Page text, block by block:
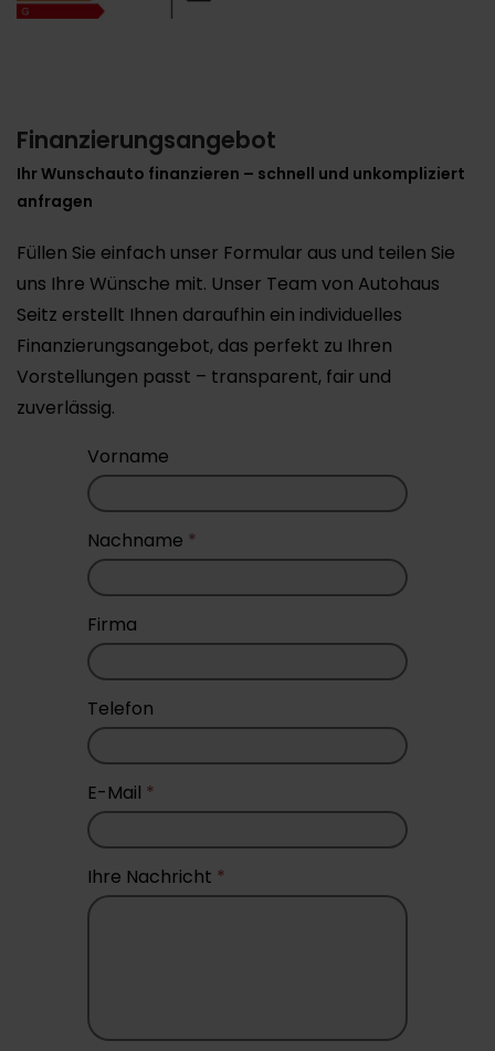
Finanzierungsangebot
Ihr Wunschauto finanzieren – schnell und unkompliziert
anfragen
Füllen Sie einfach unser Formular aus und teilen Sie
uns Ihre Wünsche mit. Unser Team von Autohaus
Seitz erstellt Ihnen daraufhin ein individuelles
Finanzierungsangebot, das perfekt zu Ihren
Vorstellungen passt – transparent, fair und
zuverlässig.
Vorname
Nachname *
Firma
Telefon
E-Mail *
Ihre Nachricht *